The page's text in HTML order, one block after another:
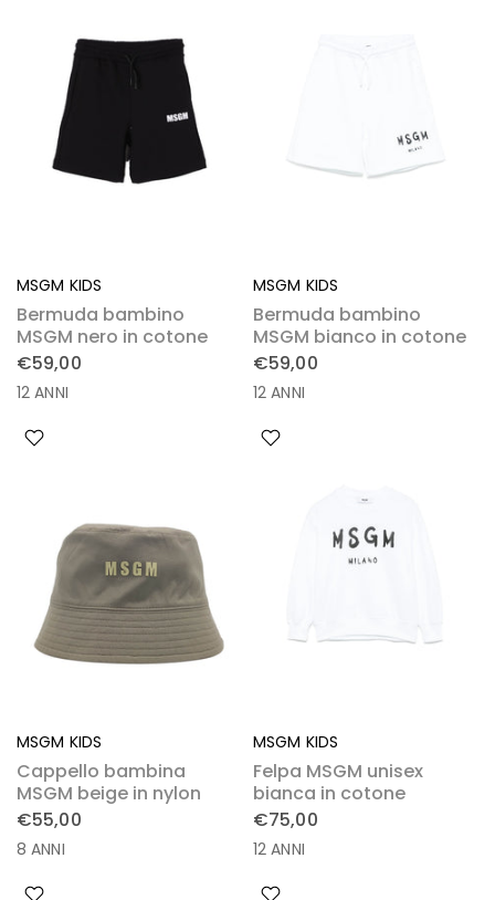
MSGM KIDS
Bermuda bambino
MSGM nero in cotone
€59,00
12 ANNI
MSGM KIDS
Bermuda bambino
MSGM bianco in cotone
€59,00
12 ANNI
MSGM KIDS
Cappello bambina
MSGM beige in nylon
€55,00
8 ANNI
MSGM KIDS
Felpa MSGM unisex
bianca in cotone
€75,00
12 ANNI